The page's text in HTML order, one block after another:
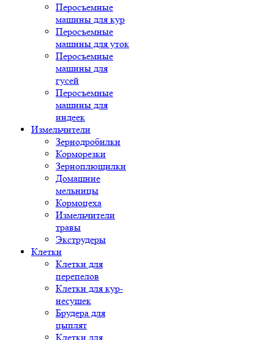
Перосъемные
машины для кур
Перосъемные
машины для уток
Перосъемные
машины для
гусей
Перосъемные
машины для
индеек
Измельчители
Зернодробилки
Корморезки
Зерноплющилки
Домашние
мельницы
Кормоцеха
Измельчители
травы
Экструдеры
Клетки
Клетки для
перепелов
Клетки для кур-
несушек
Брудера для
цыплят
Клетки для